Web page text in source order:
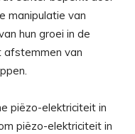
manipulatie van
hun groei in de
afstemmen van
piëzo-elektriciteit in
piëzo-elektriciteit in